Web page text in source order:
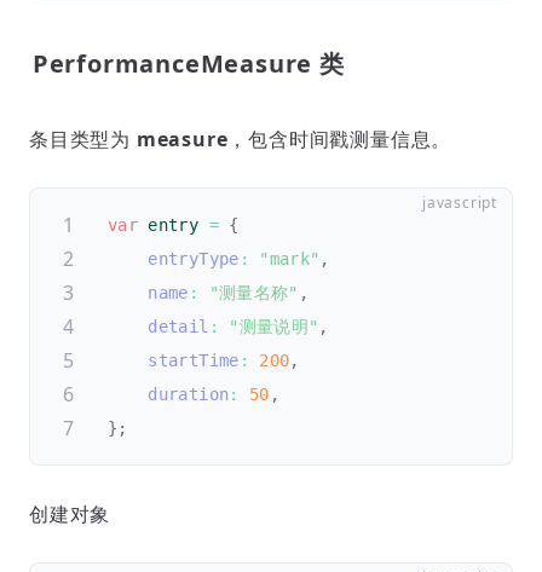
PerformanceMeasure 类
条目类型为 measure ，包含时间戳测量信息。
var entry = {
entryType : "mark" ,
name : "测量名称" ,
detail : "测量说明" ,
startTime : 200,
duration : 50 ,
} ;
创建对象